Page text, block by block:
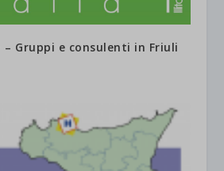
– Gruppi e consulenti in Friuli